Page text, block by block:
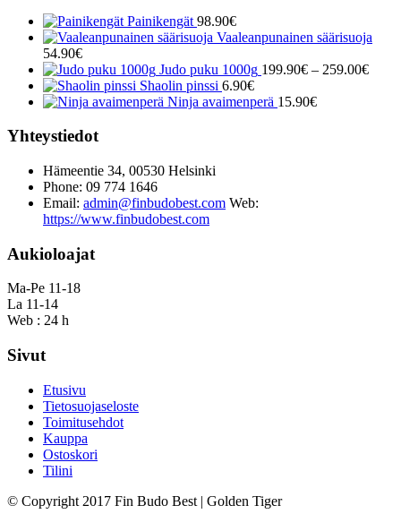
Painikengät 98.90€
Vaaleanpunainen säärisuoja
54.90€
Judo puku 1000g 199.90€ – 259.00€
Shaolin pinssi 6.90€
Ninja avaimenperä 15.90€
Yhteystiedot
Hämeentie 34, 00530 Helsinki
Phone: 09 774 1646
Email: admin@finbudobest.com Web:
https://www.finbudobest.com
Aukioloajat
Ma-Pe 11-18
La 11-14
Web : 24 h
Sivut
Etusivu
Tietosuojaseloste
Toimitusehdot
Kauppa
Ostoskori
Tilini
© Copyright 2017 Fin Budo Best | Golden Tiger